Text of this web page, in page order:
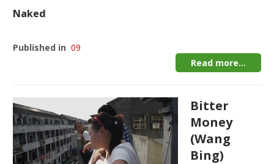
Naked
Published in 09
Read more...
Bitter
Money
(Wang
Bing)